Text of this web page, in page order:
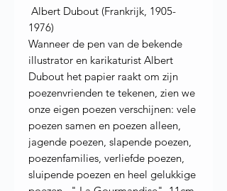
Albert Dubout (Frankrijk, 1905-
1976)
Wanneer de pen van de bekende
illustrator en karikaturist Albert
Dubout het papier raakt om zijn
poezenvrienden te tekenen, zien we
onze eigen poezen verschijnen: vele
poezen samen en poezen alleen,
jagende poezen, slapende poezen,
poezenfamilies, verliefde poezen,
sluipende poezen en heel gelukkige